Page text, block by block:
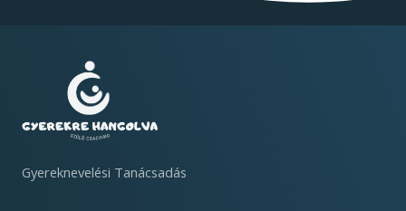
Gyereknevelési Tanácsadás